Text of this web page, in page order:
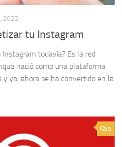
2022
tu Instagram
todavía? Es la red
nació como una plataforma
ya, ahora se ha convertido en la
0